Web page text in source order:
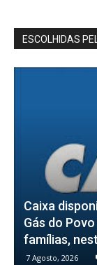
ESCOLHIDAS
Caixa
Gás do
famílias,
7 Agosto, 2026